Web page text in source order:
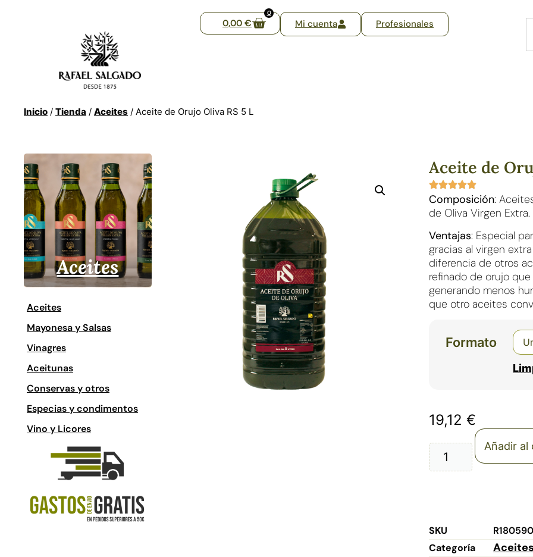
0,00 €
0
Mi cuenta Profesionales
Inicio / Tienda / Aceites / Aceite de Orujo Oliva RS 5 L
Aceites
Aceites
Mayonesa y Salsas
Vinagres
Aceitunas
Conservas y otros
Especias y condimentos
Vino y Licores
Aceite de
Composición:
de Oliva Virgen Extra.
Ventajas: Especial
gracias al virgen
diferencia de otros
refinado de orujo que
generando menos
que otro aceites
Formato
19,12€
Añadir al
SKU
Categoría
Aceites